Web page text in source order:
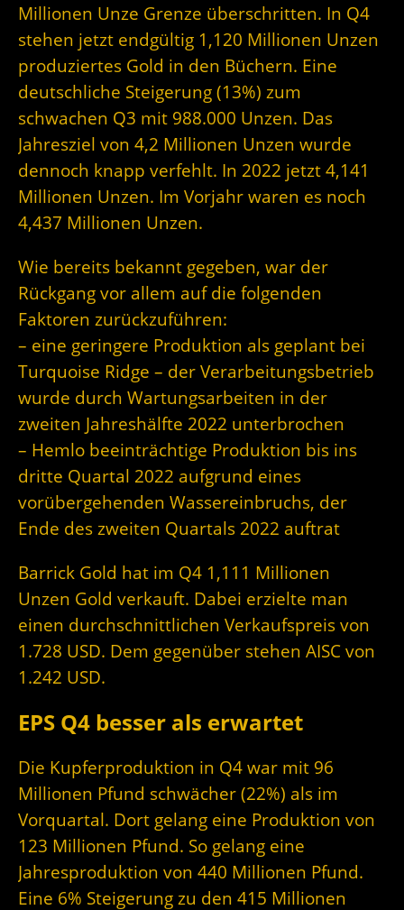
Millionen Unze Grenze überschritten. In Q4
stehen jetzt endgültig 1,120 Millionen Unzen
produziertes Gold in den Büchern. Eine
deutschliche Steigerung (13%) zum
schwachen Q3 mit 988.000 Unzen. Das
Jahresziel von 4,2 Millionen Unzen wurde
dennoch knapp verfehlt. In 2022 jetzt 4,141
Millionen Unzen. Im Vorjahr waren es noch
4,437 Millionen Unzen.
Wie bereits bekannt gegeben, war der
Rückgang vor allem auf die folgenden
Faktoren zurückzuführen:
– eine geringere Produktion als geplant bei
Turquoise Ridge – der Verarbeitungsbetrieb
wurde durch Wartungsarbeiten in der
zweiten Jahreshälfte 2022 unterbrochen
– Hemlo beeinträchtige Produktion bis ins
dritte Quartal 2022 aufgrund eines
vorübergehenden Wassereinbruchs, der
Ende des zweiten Quartals 2022 auftrat
Barrick Gold hat im Q4 1,111 Millionen
Unzen Gold verkauft. Dabei erzielte man
einen durchschnittlichen Verkaufspreis von
1.728 USD. Dem gegenüber stehen AISC von
1.242 USD.
EPS Q4 besser als erwartet
Die Kupferproduktion in Q4 war mit 96
Millionen Pfund schwächer (22%) als im
Vorquartal. Dort gelang eine Produktion von
123 Millionen Pfund. So gelang eine
Jahresproduktion von 440 Millionen Pfund.
Eine 6% Steigerung zu den 415 Millionen